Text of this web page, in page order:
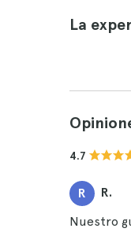
La
4.7
R R.
Nuestro